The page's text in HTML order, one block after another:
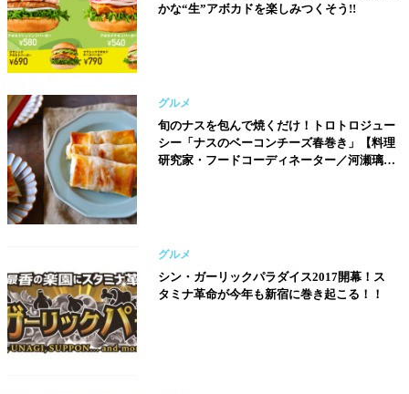
かな“生”アボカドを楽しみつくそう!!
グルメ
旬のナスを包んで焼くだけ！トロトロジュー
シー「ナスのベーコンチーズ春巻き」【料理
研究家・フードコーディネーター／河瀬璃菜
グルメ
シン・ガーリックパラダイス2017開幕！ス
タミナ革命が今年も新宿に巻き起こる！！